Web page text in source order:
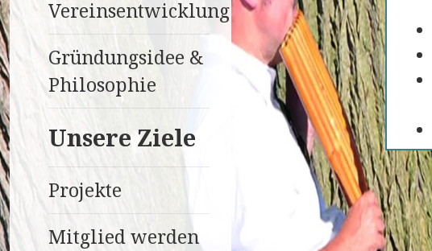
Vereinsentwicklung
Gründungsidee &
Philosophie
Unsere Ziele
Projekte
Mitglied werden